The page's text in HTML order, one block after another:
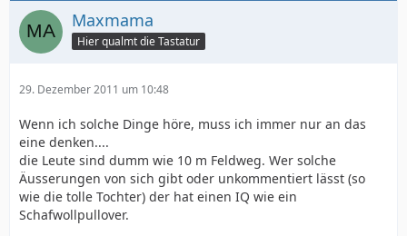
Maxmama
Hier qualmt die Tastatur
29. Dezember 2011 um 10:48
Wenn ich solche Dinge höre, muss ich immer nur an das
eine denken....
die Leute sind dumm wie 10 m Feldweg. Wer solche
Äusserungen von sich gibt oder unkommentiert lässt (so
wie die tolle Tochter) der hat einen IQ wie ein
Schafwollpullover.